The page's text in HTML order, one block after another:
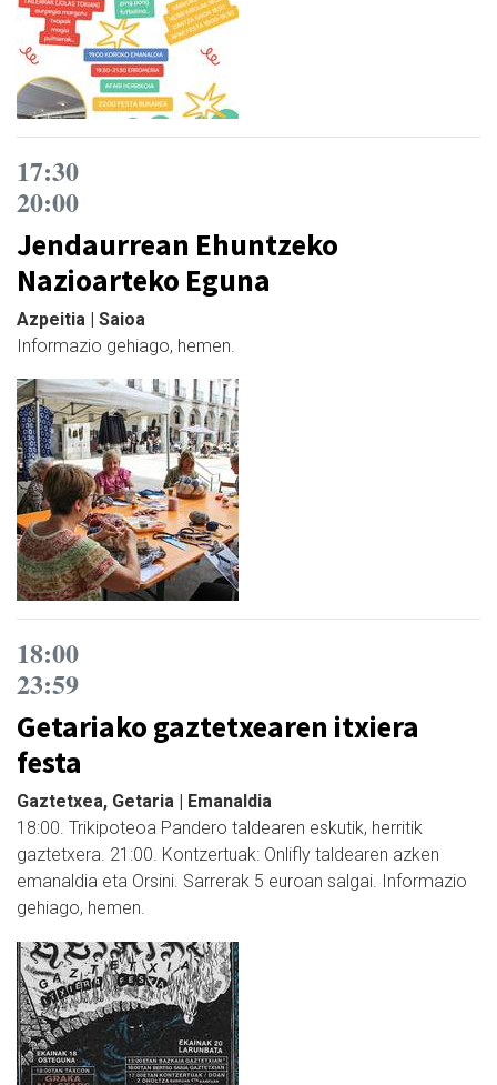
17:30
20:00
Jendaurrean Ehuntzeko
Nazioarteko Eguna
Azpeitia | Saioa
Informazio gehiago, hemen.
18:00
23:59
Getariako gaztetxearen itxiera
festa
Gaztetxea, Getaria | Emanaldia
18:00. Trikipoteoa Pandero taldearen eskutik, herritik
gaztetxera. 21:00. Kontzertuak: Onlifly taldearen azken
emanaldia eta Orsini. Sarrerak 5 euroan salgai. Informazio
gehiago, hemen.